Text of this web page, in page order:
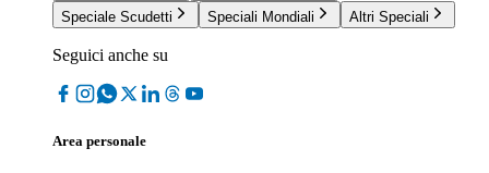
Speciale Scudetti
Speciali Mondiali Altri Speciali
Seguici anche su
Area personale